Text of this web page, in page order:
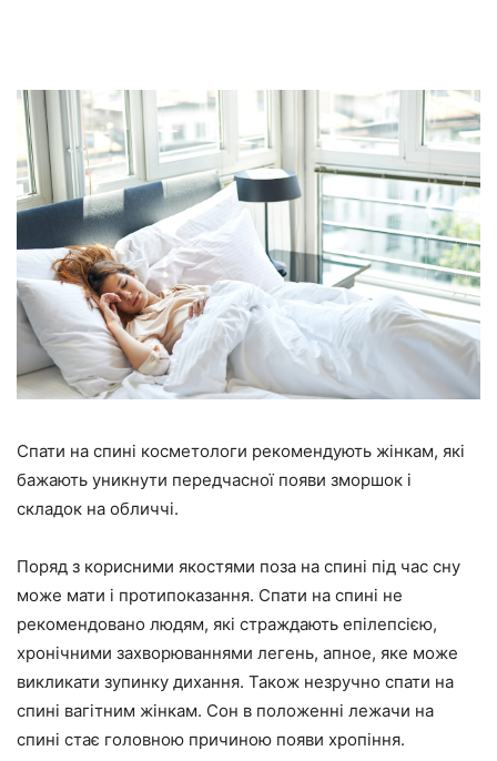
Спати на спині косметологи рекомендують жінкам, які
бажають уникнути передчасної появи зморшок і
складок на обличчі.
Поряд з корисними якостями поза на спині під час сну
може мати і протипоказання. Спати на спині не
рекомендовано людям, які страждають епілепсією,
хронічними захворюваннями легень, апное, яке може
викликати зупинку дихання. Також незручно спати на
спині вагітним жінкам. Сон в положенні лежачи на
спині стає головною причиною появи хропіння.